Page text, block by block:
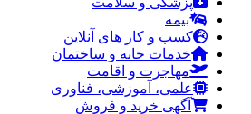
بیمه
کسب و کار های آنلاین
خدمات خانه و ساختمان
مهاجرت و اقامت
علمی، آموزشی، فناوری
آگهی خرید و فروش